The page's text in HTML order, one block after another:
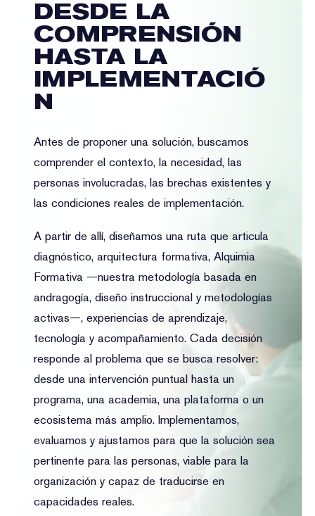
DESDE LA
COMPRENSIÓN
HASTA LA
IMPLEMENTACIÓ
N
Antes de proponer una solución, buscamos
comprender el contexto, la necesidad, las
personas involucradas, las brechas existentes y
las condiciones reales de implementación.
A partir de allí, diseñamos una ruta que articula
diagnóstico, arquitectura formativa, Alquimia
Formativa —nuestra metodología basada en
andragogía, diseño instruccional y metodologías
activas—, experiencias de aprendizaje,
tecnología y acompañamiento. Cada decisión
responde al problema que se busca resolver:
desde una intervención puntual hasta un
programa, una academia, una plataforma o un
ecosistema más amplio. Implementamos,
evaluamos y ajustamos para que la solución sea
pertinente para las personas, viable para la
organización y capaz de traducirse en
capacidades reales.